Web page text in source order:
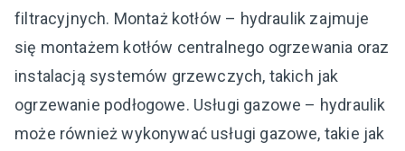
filtracyjnych. Montaż kotłów – hydraulik zajmuje
się montażem kotłów centralnego ogrzewania oraz
instalacją systemów grzewczych, takich jak
ogrzewanie podłogowe. Usługi gazowe – hydraulik
może również wykonywać usługi gazowe, takie jak